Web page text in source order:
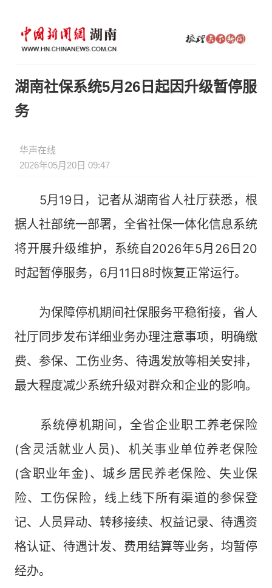
湖南社保系统5月26日起因升级暂停服
务
华声在线
2026年05月20日 09:47
5月19日，记者从湖南省人社厅获悉，根
据人社部统一部署，全省社保一体化信息系统
将开展升级维护，系统自2026年5月26日20
时起暂停服务，6月11日8时恢复正常运行。
为保障停机期间社保服务平稳衔接，省人
社厅同步发布详细业务办理注意事项，明确缴
费、参保、工伤业务、待遇发放等相关安排，
最大程度减少系统升级对群众和企业的影响。
系统停机期间，全省企业职工养老保险
(含灵活就业人员)、机关事业单位养老保险
(含职业年金)、城乡居民养老保险、失业保
险、工伤保险，线上线下所有渠道的参保登
记、人员异动、转移接续、权益记录、待遇资
格认证、待遇计发、费用结算等业务，均暂停
经办。